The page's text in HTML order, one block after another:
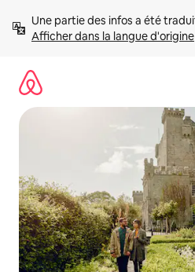
directement
Afficher dans la langue d'origine